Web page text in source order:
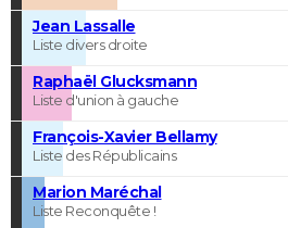
Jean Lassalle
Liste divers droite
Raphaël Glucksmann
Liste d'union à gauche
François-Xavier Bellamy
Liste des Républicains
Marion Maréchal
Liste Reconquête !